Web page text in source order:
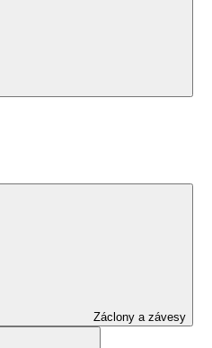
Záclony a závesy